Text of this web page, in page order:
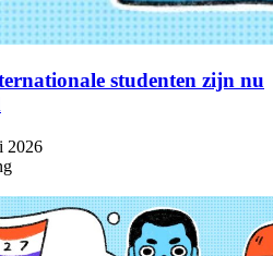
studenten zijn nu
2026